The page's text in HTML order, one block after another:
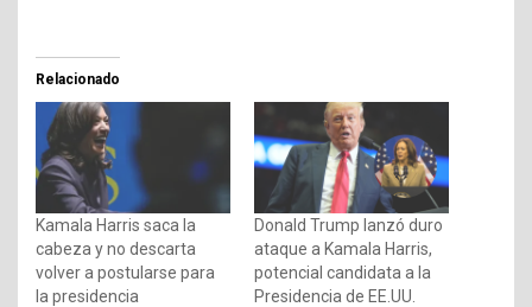
Relacionado
Kamala Harris saca la
cabeza y no descarta
volver a postularse para
la presidencia
Donald Trump lanzó duro
ataque a Kamala Harris,
potencial candidata a la
Presidencia de EE.UU.